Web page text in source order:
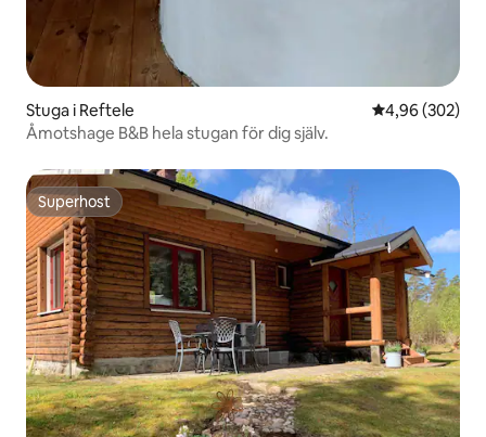
Stuga i Reftele 4,96 av 5 i
4,96 (302)
Åmotshage B&B hela stugan för dig själv.
Superhost
Superhost